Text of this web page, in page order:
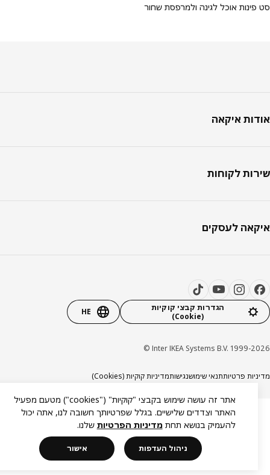
אוכל לגינה ולמרפסת שחור
איקאה
לקוחות
לעסקים
הגדרות קבצי קוקיות
HE
Inter IKEA Systems B.V. 1999-
פרטיותתנאי שימושנגישותמדיניות קוקיות (Cookies)
אתר זה עושה שימוש בקבצי "קוקיות" ("cookies") מטעם מפעיל
האתר וצדדים שלישיים. בגלל שפרטיותך חשובה לנו, אתה יכול
להעמיק בנושא תחתמדיניות הפרטיותשלנו.
ניהול העדפות אישור